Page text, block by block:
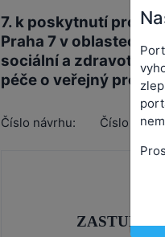
7. k poskytnutí
Praha 7 v oblastech
sociální a zdravotní,
péče o veřejný
Číslo návrhu: Číslo